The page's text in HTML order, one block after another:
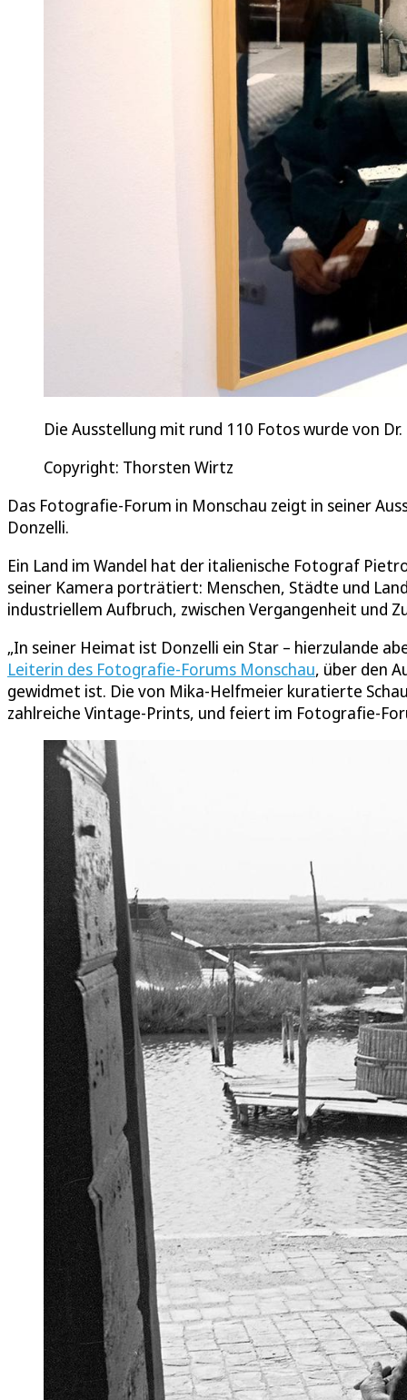
Die Ausstellung mit rund 110 Fotos wurde von
Copyright: Thorsten Wirtz
Das Fotografie-Forum in Monschau zeigt in seiner
Donzelli.
Ein Land im Wandel hat der italienische Fotograf
seiner Kamera porträtiert: Menschen, Städte und
industriellem Aufbruch, zwischen Vergangenheit und
„In seiner Heimat ist Donzelli ein Star – hierzulande
Leiterin des Fotografie-Forums Monschau, über den
gewidmet ist. Die von Mika-Helfmeier kuratierte
zahlreiche Vintage-Prints, und feiert im Fotografie-